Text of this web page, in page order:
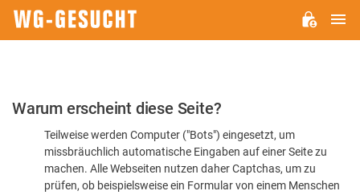
Bitte
dass
Warum erscheint diese Seite?
Teilweise werden Computer ("Bots") eingesetzt, um
missbräuchlich automatische Eingaben auf einer Seite zu
machen. Alle Webseiten nutzen daher Captchas, um zu
prüfen, ob beispielsweise ein Formular von einem Menschen